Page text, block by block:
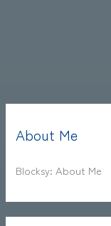
About Me
Blocksy: About Me